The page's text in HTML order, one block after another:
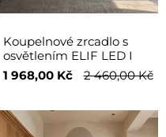
Koupelnové zrcadlo s
osvětlením ELIF LED I
1 968,00 Kč
2 460,00 Kč